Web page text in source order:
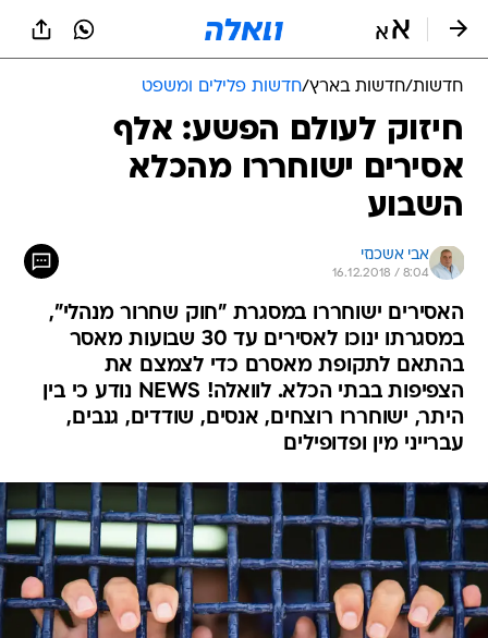
חדשות/חדשות בארץ/חדשות פלילים ומשפט
חיזוק לעולם הפשע: אלף
אסירים ישוחררו מהכלא
השבוע
אבי אשכנזי
16.12.2018 / 8:04
האסירים ישוחררו במסגרת "חוק שחרור מנהלי",
במסגרתו ינוכו לאסירים עד 30 שבועות מאסר
בהתאם לתקופת מאסרם כדי לצמצם את
הצפיפות בבתי הכלא. לוואלה! NEWS נודע כי בין
היתר, ישוחררו רוצחים, אנסים, שודדים, גנבים,
עברייני מין ופדופילים